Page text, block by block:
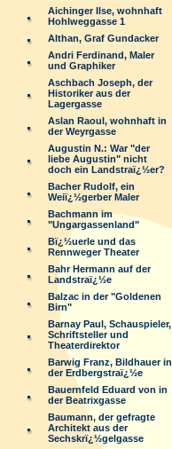
Aichinger Ilse, wohnhaft
Hohlweggasse 1
Althan, Graf Gundacker
Andri Ferdinand, Maler
und Graphiker
Aschbach Joseph, der
Historiker aus der
Lagergasse
Aslan Raoul, wohnhaft in
der Weyrgasse
Augustin N.: War "der
liebe Augustin" nicht
doch ein Landstraï¿½er?
Bacher Rudolf, ein
Weiï¿½gerber Maler
Bachmann im
"Ungargassenland"
Bï¿½uerle und das
Rennweger Theater
Bahr Hermann auf der
Landstraï¿½e
Balzac in der "Goldenen
Birn"
Barnay Paul, Schauspieler,
Schriftsteller und
Theaterdirektor
Barwig Franz, Bildhauer in
der Erdbergstraï¿½e
Bauernfeld Eduard von in
der Beatrixgasse
Baumann, der gefragte
Architekt aus der
Sechskrï¿½gelgasse